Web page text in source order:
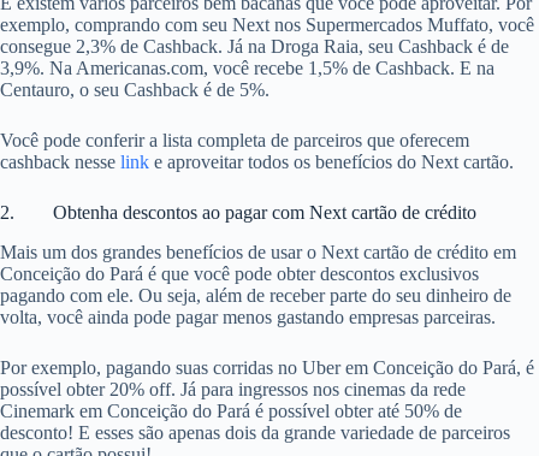
exemplo, comprando com seu Next nos Supermercados Muffato, você
consegue 2,3% de Cashback. Já na Droga Raia, seu Cashback é de
3,9%. Na Americanas.com, você recebe 1,5% de Cashback. E na
Centauro, o seu Cashback é de 5%.
Você pode conferir a lista completa de parceiros que oferecem
cashback nesse link e aproveitar todos os benefícios do Next cartão.
2. Obtenha descontos ao pagar com Next cartão de crédito
Mais um dos grandes benefícios de usar o Next cartão de crédito em
Conceição do Pará é que você pode obter descontos exclusivos
pagando com ele. Ou seja, além de receber parte do seu dinheiro de
volta, você ainda pode pagar menos gastando empresas parceiras.
Por exemplo, pagando suas corridas no Uber em Conceição do Pará, é
possível obter 20% off. Já para ingressos nos cinemas da rede
Cinemark em Conceição do Pará é possível obter até 50% de
desconto! E esses são apenas dois da grande variedade de parceiros